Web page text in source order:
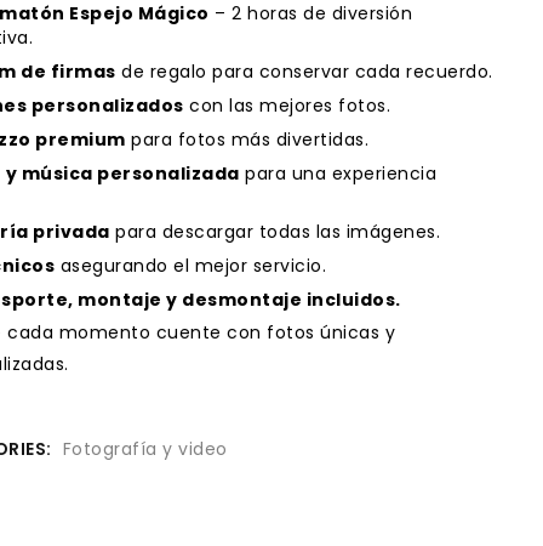
Espejo Mágico – 2 horas de diversión
de firmas de regalo para conservar cada recuerdo.
personalizados con las mejores fotos.
premium para fotos más divertidas.
y música personalizada para una experiencia
privada para descargar todas las imágenes.
asegurando el mejor servicio.
montaje y desmontaje incluidos.
cada momento cuente con fotos únicas y
Fotografía y video